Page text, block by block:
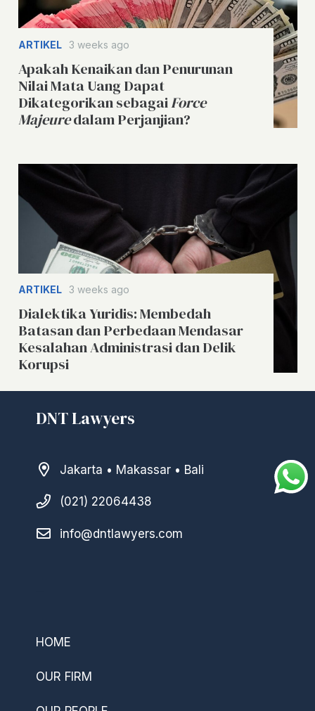
ARTIKEL 3 weeks ago
Apakah Kenaikan dan Penurunan
Nilai Mata Uang Dapat
Dikategorikan sebagaiForce
Majeuredalam Perjanjian?
ARTIKEL 3 weeks ago
Dialektika Yuridis: Membedah
Batasan dan Perbedaan Mendasar
Kesalahan Administrasi dan Delik
Korupsi
DNT Lawyers
Jakarta • Makassar • Bali
(021) 22064438
info@dntlawyers.com
HOME
OUR FIRM